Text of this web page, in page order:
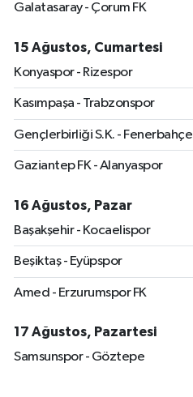
Galatasaray - Çorum FK
15 Ağustos, Cumartesi
Konyaspor - Rizespor
Kasımpaşa - Trabzonspor
Gençlerbirliği S.K. - Fenerbahçe
Gaziantep FK - Alanyaspor
16 Ağustos, Pazar
Başakşehir - Kocaelispor
Beşiktaş - Eyüpspor
Amed - Erzurumspor FK
17 Ağustos, Pazartesi
Samsunspor - Göztepe